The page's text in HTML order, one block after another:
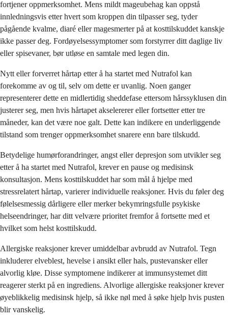
fortjener oppmerksomhet. Mens mildt mageubehag kan oppstå
innledningsvis etter hvert som kroppen din tilpasser seg, tyder
pågående kvalme, diaré eller magesmerter på at kosttilskuddet kanskje
ikke passer deg. Fordøyelsessymptomer som forstyrrer ditt daglige liv
eller spisevaner, bør utløse en samtale med legen din.
Nytt eller forverret hårtap etter å ha startet med Nutrafol kan
forekomme av og til, selv om dette er uvanlig. Noen ganger
representerer dette en midlertidig sheddefase ettersom hårssyklusen din
justerer seg, men hvis hårtapet akselererer eller fortsetter etter tre
måneder, kan det være noe galt. Dette kan indikere en underliggende
tilstand som trenger oppmerksomhet snarere enn bare tilskudd.
Betydelige humørforandringer, angst eller depresjon som utvikler seg
etter å ha startet med Nutrafol, krever en pause og medisinsk
konsultasjon. Mens kosttilskuddet har som mål å hjelpe med
stressrelatert hårtap, varierer individuelle reaksjoner. Hvis du føler deg
følelsesmessig dårligere eller merker bekymringsfulle psykiske
helseendringer, har ditt velvære prioritet fremfor å fortsette med et
hvilket som helst kosttilskudd.
Allergiske reaksjoner krever umiddelbar avbrudd av Nutrafol. Tegn
inkluderer elveblest, hevelse i ansikt eller hals, pustevansker eller
alvorlig kløe. Disse symptomene indikerer at immunsystemet ditt
reagerer sterkt på en ingrediens. Alvorlige allergiske reaksjoner krever
øyeblikkelig medisinsk hjelp, så ikke nøl med å søke hjelp hvis pusten
blir vanskelig.